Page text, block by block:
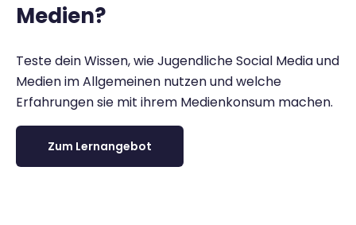
Medien?
Teste dein Wissen, wie Jugendliche Social Media und
Medien im Allgemeinen nutzen und welche
Erfahrungen sie mit ihrem Medienkonsum machen.
Zum Lernangebot